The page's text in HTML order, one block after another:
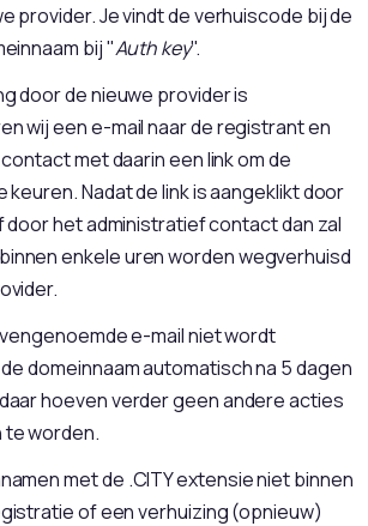
provider. Je vindt de verhuiscode bij de
bij "Auth key".
door de nieuwe provider is
wij een e-mail naar de registrant en
met daarin een link om de
Nadat de link is aangeklikt door
het administratief contact dan zal
enkele uren worden wegverhuisd
e-mail niet wordt
domeinnaam automatisch na 5 dagen
hoeven verder geen andere acties
worden.
met de .CITY extensie niet binnen
of een verhuizing (opnieuw)